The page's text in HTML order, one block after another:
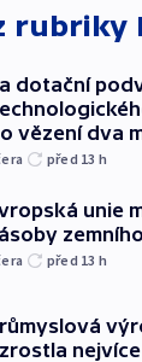
rubriky
dotační
vězení dva
před 13 h
unie
před 13 h